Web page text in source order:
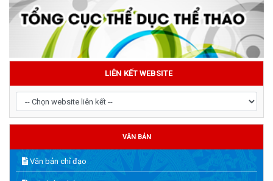
LIÊN KẾT WEBSITE
VĂN BẢN
Văn bản chỉ đạo